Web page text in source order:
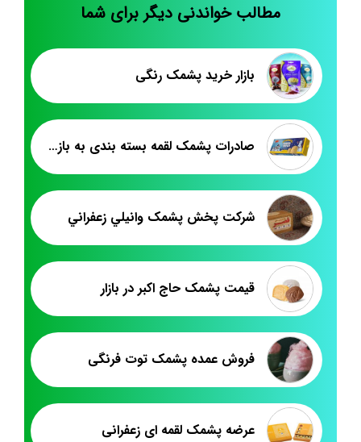
مطالب خواندنی دیگر برای شما
بازار خرید پشمک رنگی
صادرات پشمک لقمه بسته بندی به بازار کانادا
شرکت پخش پشمک وانيلي زعفراني
قیمت پشمک حاج اکبر در بازار
فروش عمده پشمک توت فرنگی
عرضه پشمک لقمه ای زعفرانی